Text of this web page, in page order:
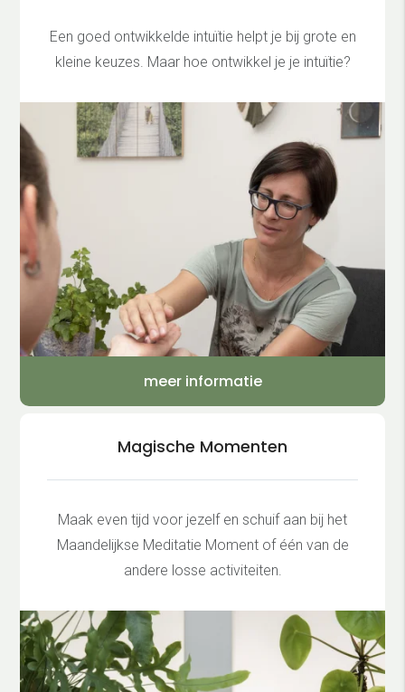
Een goed ontwikkelde intuïtie helpt je bij grote en
kleine keuzes. Maar hoe ontwikkel je je intuïtie?
meer informatie
Magische Momenten
Maak even tijd voor jezelf en schuif aan bij het
Maandelijkse Meditatie Moment of één van de
andere losse activiteiten.